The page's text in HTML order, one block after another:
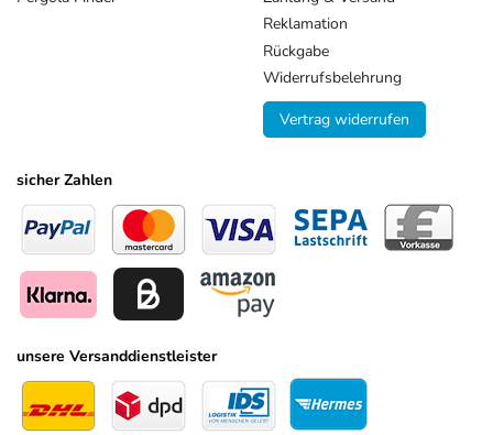
Reklamation
Rückgabe
Widerrufsbelehrung
Vertrag widerrufen
sicher Zahlen
unsere Versanddienstleister